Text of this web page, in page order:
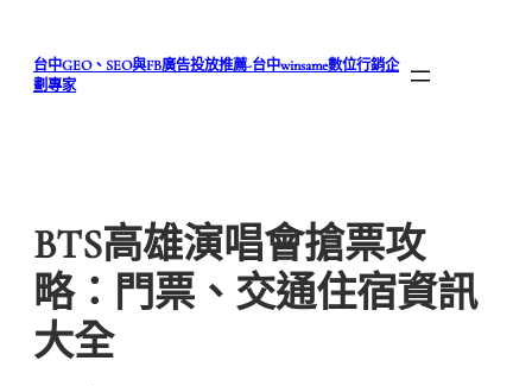
台中GEO、SEO與FB廣告投放推薦-台中winsame數位行銷企
劃專家
BTS高雄演唱會搶票攻
略：門票、交通住宿資訊
大全